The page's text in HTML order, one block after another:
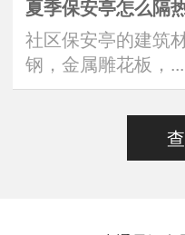
夏季保安亭怎么隔
社区保安亭的建筑
钢，金属雕花板，...